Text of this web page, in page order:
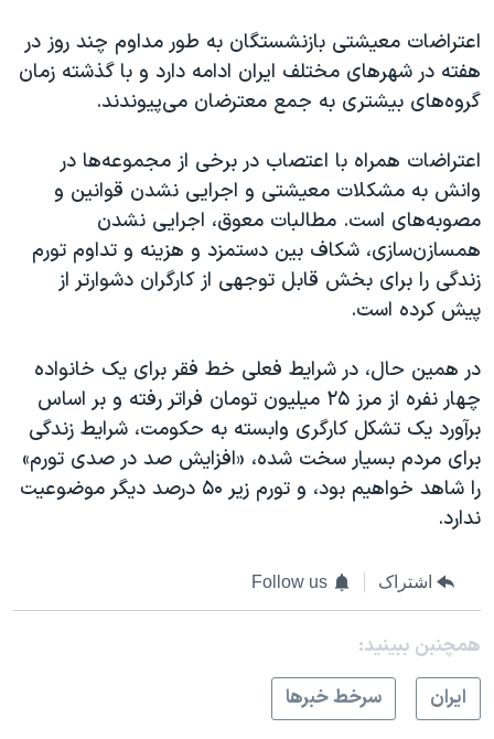
اعتراضات معیشتی بازنشستگان به طور مداوم چند روز در
هفته در شهرهای مختلف ایران ادامه دارد و با گذشته زمان
گروه‌های بیشتری به جمع معترضان می‌پیوندند.
اعتراضات همراه با اعتصاب در برخی از مجموعه‌ها در
وانش به مشکلات معیشتی و اجرایی نشدن قوانین و
مصوبه‌های است. مطالبات معوق، اجرایی نشدن
همسازن‌سازی، شکاف بین دستمزد و هزینه و تداوم تورم
زندگی را برای بخش قابل توجهی از کارگران دشوارتر از
پیش کرده است.
در همین حال، در شرایط فعلی خط فقر برای یک خانواده
چهار نفره از مرز ۲۵ میلیون تومان فراتر رفته و بر اساس
برآورد یک تشکل کارگری وابسته به حکومت، شرایط زندگی
برای مردم بسیار سخت شده، «افزایش صد در صدی تورم»
را شاهد خواهیم بود، و تورم زیر ۵۰ درصد دیگر موضوعیت
ندارد.
اشتراک Follow us
همچنبن ببینید:
ايران
سرخط خبرها